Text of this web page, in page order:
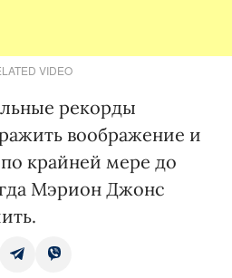
VIDEO
рекорды
воображение и
крайней мере до
Мэрион Джонс